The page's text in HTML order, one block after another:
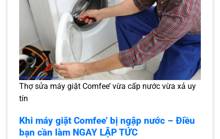
Thợ sửa máy giặt Comfee’ vừa cấp nước vừa xả uy
tín
Khi máy giặt Comfee’ bị ngập nước – Điều
bạn cần làm NGAY LẬP TỨC